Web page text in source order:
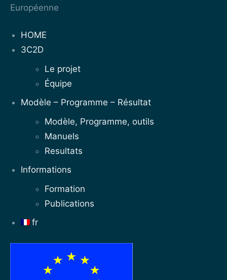
Européenne
HOME
3C2D
Le projet
Équipe
Modèle – Programme – Résultat
Modèle, Programme, outils
Manuels
Resultats
Informations
Formation
Publications
fr